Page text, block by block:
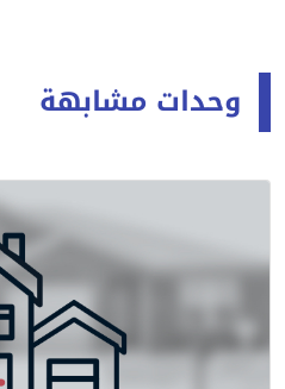
وحدات مشابهة